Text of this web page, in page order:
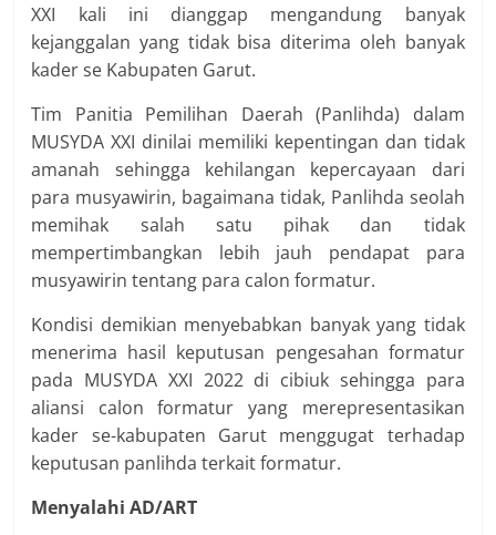
XXI kali ini dianggap mengandung banyak
kejanggalan yang tidak bisa diterima oleh banyak
kader se Kabupaten Garut.
Tim Panitia Pemilihan Daerah (Panlihda) dalam
MUSYDA XXI dinilai memiliki kepentingan dan tidak
amanah sehingga kehilangan kepercayaan dari
para musyawirin, bagaimana tidak, Panlihda seolah
memihak salah satu pihak dan tidak
mempertimbangkan lebih jauh pendapat para
musyawirin tentang para calon formatur.
Kondisi demikian menyebabkan banyak yang tidak
menerima hasil keputusan pengesahan formatur
pada MUSYDA XXI 2022 di cibiuk sehingga para
aliansi calon formatur yang merepresentasikan
kader se-kabupaten Garut menggugat terhadap
keputusan panlihda terkait formatur.
Menyalahi AD/ART